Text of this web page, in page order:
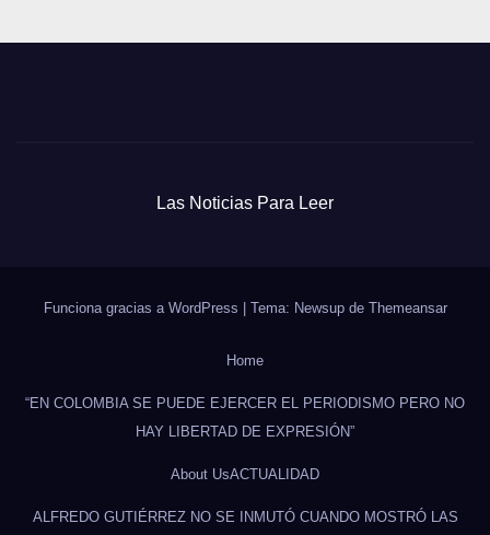
Las Noticias Para Leer
Funciona gracias a WordPress Tema: Newsup de Themeansar
Home
“EN COLOMBIA SE PUEDE EJERCER EL PERIODISMO PERO NO
HAY LIBERTAD DE EXPRESIÓN”
About UsACTUALIDAD
ALFREDO GUTIÉRREZ NO SE INMUTÓ CUANDO MOSTRÓ LAS